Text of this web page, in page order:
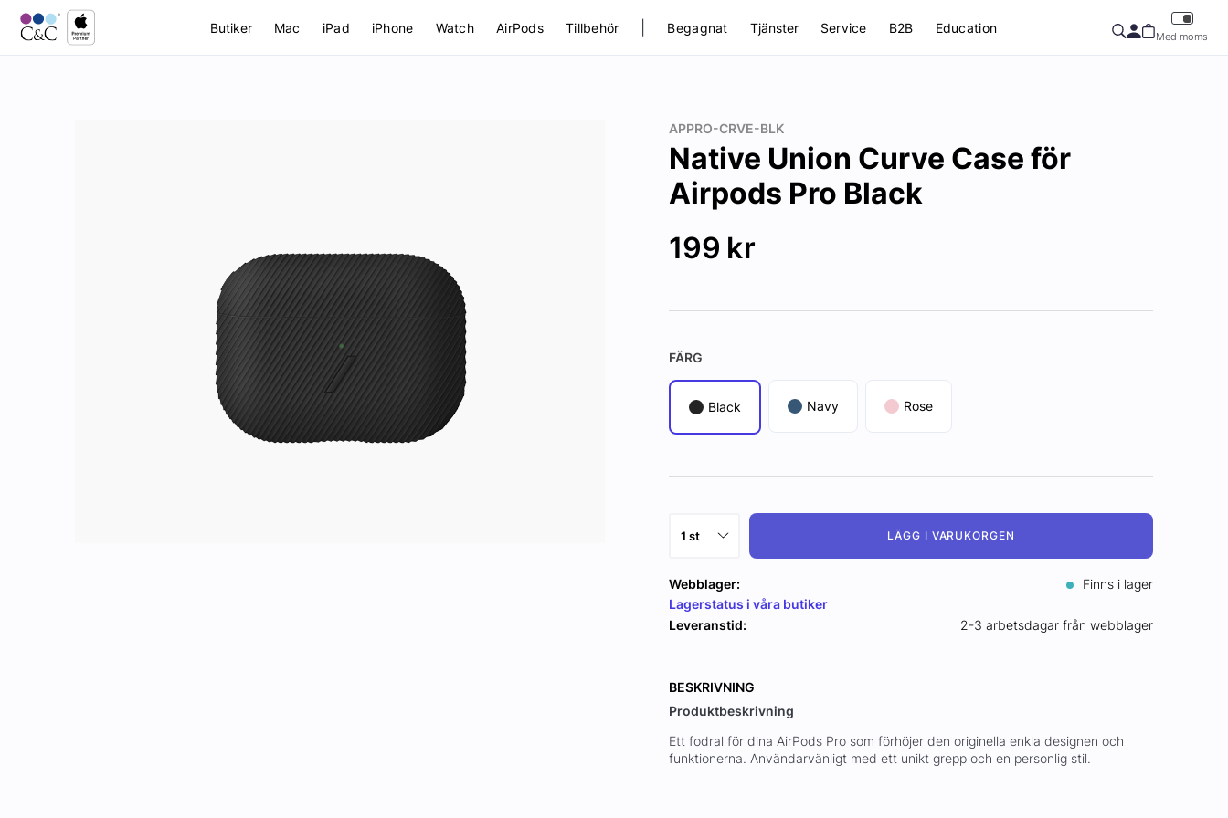
Butiker Mac iPad iPhone Watch AirPods Tillbehör Begagnat Tjänster Service B2B Education
Med moms
APPRO-CRVE-BLK
Native Union Curve Case för
Airpods Pro Black
199 kr
FÄRG
Black Navy Rose
LÄGG I VARUKORGEN
Webblager:
Finns i lager
Lagerstatus i våra butiker
Leveranstid:
2-3 arbetsdagar från webblager
BESKRIVNING
Produktbeskrivning
Ett fodral för dina AirPods Pro som förhöjer den originella enkla designen och
funktionerna. Användarvänligt med ett unikt grepp och en personlig stil.